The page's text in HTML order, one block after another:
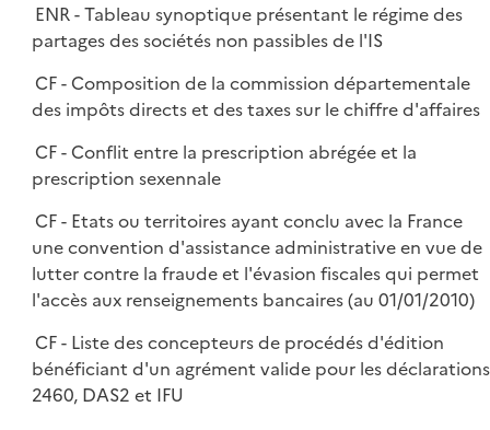
ENR - Tableau synoptique présentant le régime des
partages des sociétés non passibles de l'IS
CF - Composition de la commission départementale
des impôts directs et des taxes sur le chiffre d'affaires
CF - Conflit entre la prescription abrégée et la
prescription sexennale
CF - Etats ou territoires ayant conclu avec la France
une convention d'assistance administrative en vue de
lutter contre la fraude et l'évasion fiscales qui permet
l'accès aux renseignements bancaires (au 01/01/2010)
CF - Liste des concepteurs de procédés d'édition
bénéficiant d'un agrément valide pour les déclarations
2460, DAS2 et IFU